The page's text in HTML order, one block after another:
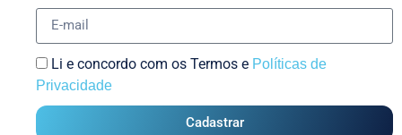
Li e concordo com os Termos e Políticas de
Privacidade
Cadastrar